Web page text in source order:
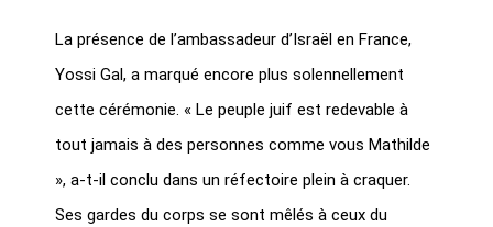
La présence de l’ambassadeur d’Israël en France,
Yossi Gal, a marqué encore plus solennellement
cette cérémonie. « Le peuple juif est redevable à
tout jamais à des personnes comme vous Mathilde
», a-t-il conclu dans un réfectoire plein à craquer.
Ses gardes du corps se sont mêlés à ceux du